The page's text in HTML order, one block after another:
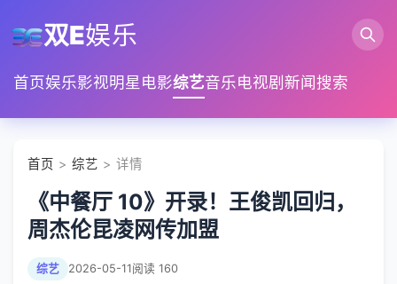
双E娱乐
首页娱乐影视明星电影综艺音乐电视剧 新闻搜索
首页 > 综艺 > 详情
《中餐厅 10》开录！王俊凯回归，
周杰伦昆凌网传加盟
综艺 2026-05-11阅读 160